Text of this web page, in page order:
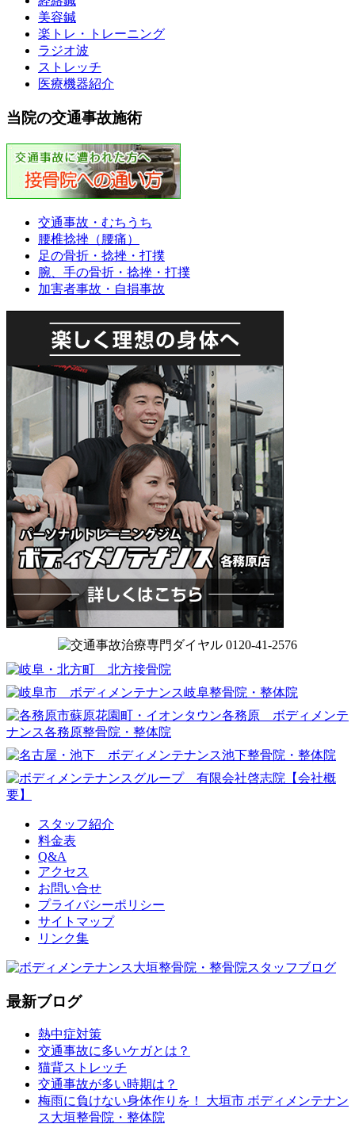
美容鍼
楽トレ・トレーニング
ラジオ波
ストレッチ
医療機器紹介
当院の交通事故施術
交通事故・むちうち
腰椎捻挫（腰痛）
足の骨折・捻挫・打撲
腕、手の骨折・捻挫・打撲
加害者事故・自損事故
スタッフ紹介
料金表
Q&A
アクセス
お問い合せ
プライバシーポリシー
サイトマップ
リンク集
最新ブログ
熱中症対策
交通事故に多いケガとは？
猫背ストレッチ
交通事故が多い時期は？
梅雨に負けない身体作りを！ 大垣市 ボディメンテナン
ス大垣整骨院・整体院